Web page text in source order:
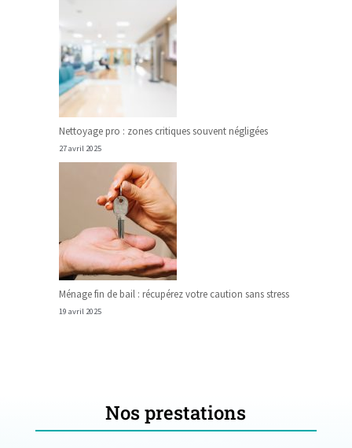
Nettoyage pro : zones critiques souvent négligées
27 avril 2025
Ménage fin de bail : récupérez votre caution sans stress
19 avril 2025
Nos prestations